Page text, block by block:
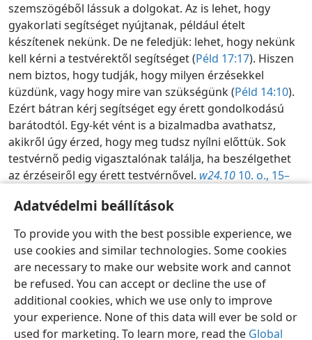
Adatvédelmi beállítások
To provide you with the best possible experience, we
use cookies and similar technologies. Some cookies
are necessary to make our website work and cannot
be refused. You can accept or decline the use of
additional cookies, which we use only to improve
your experience. None of this data will ever be sold or
used for marketing. To learn more, read the Global
szemszögéből lássuk a dolgokat. Az is lehet, hogy
gyakorlati segítséget nyújtanak, például ételt
készítenek nekünk. De ne feledjük: lehet, hogy nekünk
kell kérni a testvérektől segítséget (Péld 17:17). Hiszen
nem biztos, hogy tudják, hogy milyen érzésekkel
küzdünk, vagy hogy mire van szükségünk (Péld 14:10).
Ezért bátran kérj segítséget egy érett gondolkodású
barátodtól. Egy-két vént is a bizalmadba avathatsz,
akikről úgy érzed, hogy meg tudsz nyílni előttük. Sok
testvérnő pedig vigasztalónak találja, ha beszélgethet
az érzéseiről egy érett testvérnővel. w24.10 10. o., 15–
Magyar Megosztás Beállítások
Copyright© 2026 Watch Tower Bible and Tract Society of Pennsylvania
Felhasználási feltételek
Bizalmas információra vonatkozó szabályok
Adatvédelmi beállítások
JW.ORG Bejelentkezés